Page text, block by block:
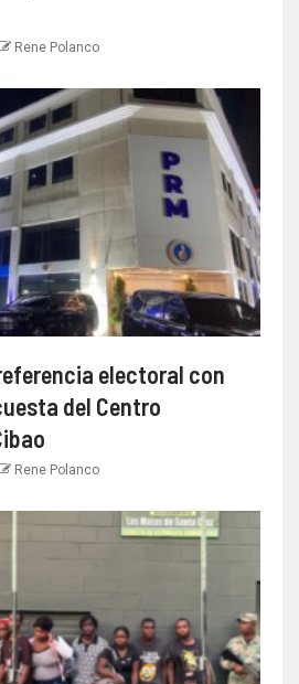
Rene Polanco
electoral con
del Centro
Rene Polanco